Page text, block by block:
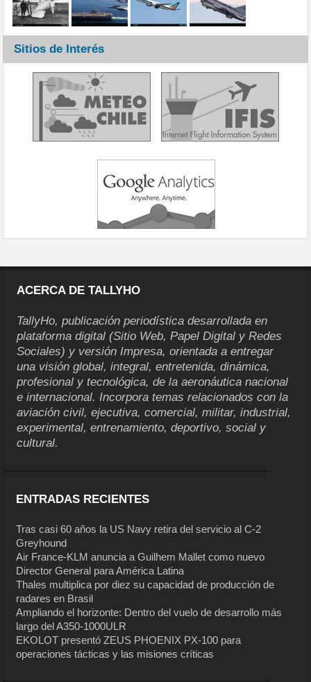
Sitios de Interés
ACERCA DE TALLYHO
TallyHo, publicación periodística desarrollada en
plataforma digital (Sitio Web, Papel Digital y Redes
Sociales) y versión Impresa, orientada a entregar
una visión global, integral, entretenida, dinámica,
profesional y tecnológica, de la aeronáutica nacional
e internacional. Incorpora temas relacionados con la
aviación civil, ejecutiva, comercial, militar, industrial,
experimental, entrenamiento, deportivo, social y
cultural.
ENTRADAS RECIENTES
Tras casi 60 años la US Navy retira del servicio al C-2
Greyhound
Air France-KLM anuncia a Guilhem Mallet como nuevo
Director General para América Latina
Thales multiplica por diez su capacidad de producción de
radares en Brasil
Ampliando el horizonte: Dentro del vuelo de desarrollo más
largo del A350-1000ULR
EKOLOT presentó ZEUS PHOENIX PX-100 para
operaciones tácticas y las misiones críticas